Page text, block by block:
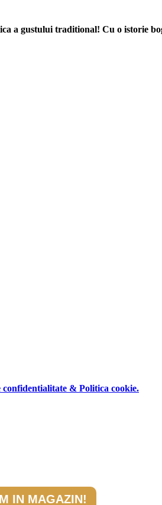
a gustului traditional! Cu o istorie
& Politica cookie.
IN MAGAZIN!